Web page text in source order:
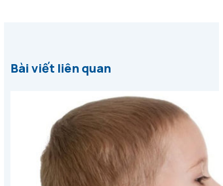
Bài viết liên quan